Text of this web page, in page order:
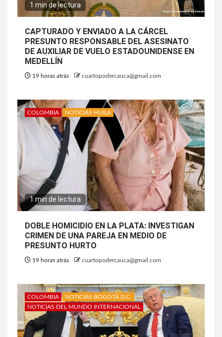
1 min de lectura
CAPTURADO Y ENVIADO A LA CÁRCEL
PRESUNTO RESPONSABLE DEL ASESINATO
DE AUXILIAR DE VUELO ESTADOUNIDENSE EN
MEDELLÍN
19 horas atrás cuartopodercauca@gmail.com
COLOMBIA NOTICIAS HUILA
1 min de lectura
DOBLE HOMICIDIO EN LA PLATA: INVESTIGAN
CRIMEN DE UNA PAREJA EN MEDIO DE
PRESUNTO HURTO
19 horas atrás cuartopodercauca@gmail.com
COLOMBIA
NOTICIAS BOGOTÁ D.C.
NOTICIAS DEL MUNDO INTERNACIONAL